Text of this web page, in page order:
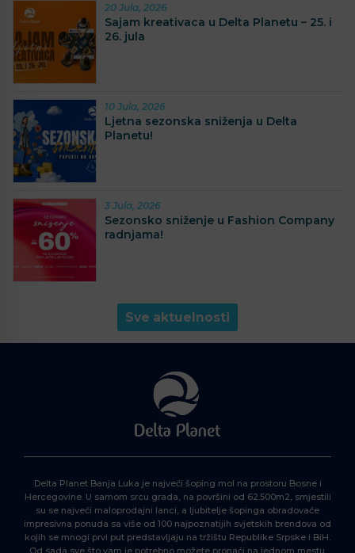
20 Jula, 2026
Sajam kreativaca u Delta Planetu – 25. i
26. jula
10 Jula, 2026
Ljetna sezonska sniženja u Delta
Planetu!
3 Jula, 2026
Sezonsko sniženje u Fashion Company
radnjama!
Sve aktuelnosti
Delta Planet Banja Luka je najveći šoping mol na prostoru Bosne i
Hercegovine. U samom srcu grada, na površini od 62.500m2, smjestili
su se najveći maloprodajni lanci, a ljubitelje šopinga obradovaće
impresivna ponuda sa više od 100 najpoznatijih svjetskih brendova od
kojih se mnogi prvi put predstavljaju na tržištu Republike Srpske i BiH.
Od sada sve što vam je potrebno možete pronaći na jednom mestu.